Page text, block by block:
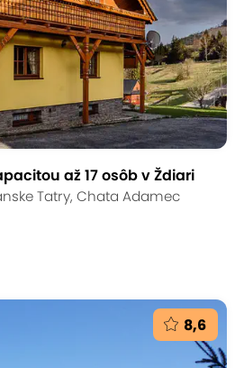
až 17 osôb v Ždiari
Tatry, Chata Adamec
8,6